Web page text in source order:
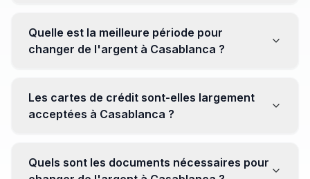
établissements réputés pour éviter les surprises.
Quelle est la meilleure période pour
changer de l'argent à Casablanca ?
soyez attentif aux fluctuations pour maximiser la valeur
de vos devises.
Les cartes de crédit sont-elles largement
acceptées à Casablanca ?
Cependant, avoir un peu de monnaie locale peut être
Quels sont les documents nécessaires pour